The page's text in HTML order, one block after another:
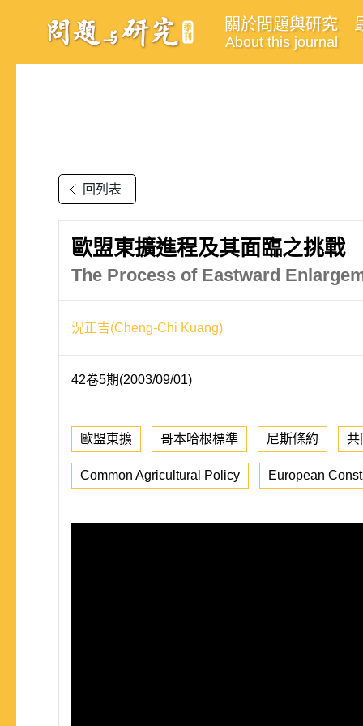
關於問題與研究
About this journal
回列表
歐盟東擴進程及其面臨之挑戰
The Process of Eastward
況正吉(Cheng-Chi Kuang)
42卷5期(2003/09/01)
歐盟東擴 哥本哈根標準 尼斯條約 共
Common Agricultural Policy European